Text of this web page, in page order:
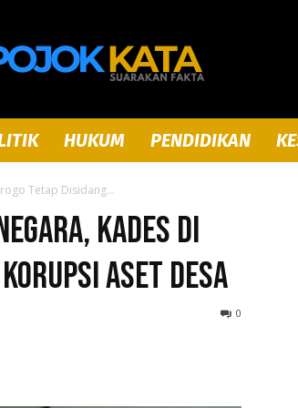
Pojok
Kata
HUKUM PENDIDIKAN
Tetap Disidang...
Kades di
Aset Desa
0